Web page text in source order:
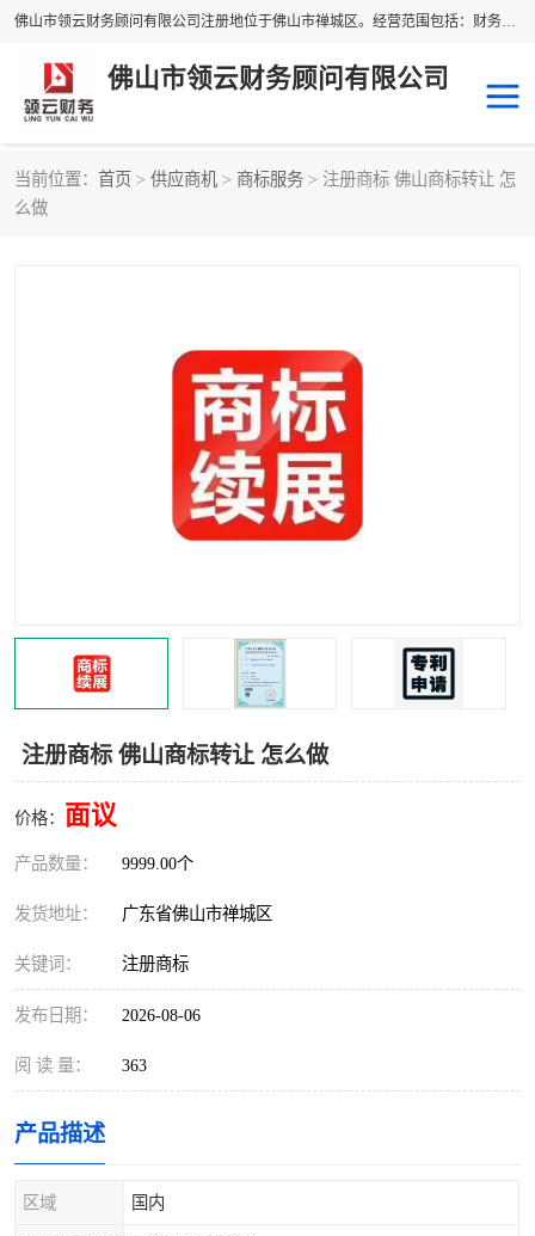
佛山市领云财务顾问有限公司注册地位于佛山市禅城区。经营范围包括：财务咨询，税务服务，企业管理咨询，信息咨询服务，法律咨询顾问，商务代理代办等服务；主要项目有：代理记账，旧账账务处理，疑难账务处理，建账审账；纳税申报，网上申请发票，企业税务分析、审查与评估；注册个体工商户，注册公司，公司注销；企业名称、地址、法人、股东、经营范围、营业期限等资料变更；商标注册、商标转让。财税审计、税务咨询、公司年审。
佛山市领云财务顾问有限公司
当前位置： 首页 > 供应商机 > 商标服务 > 注册商标 佛山商标转让 怎
么做
注册商标 佛山商标转让 怎么做
价格： 面议
产品数量： 9999.00个
发货地址： 广东省佛山市禅城区
关键词： 注册商标
发布日期： 2026-08-06
阅 读 量： 363
产品描述
区域 国内